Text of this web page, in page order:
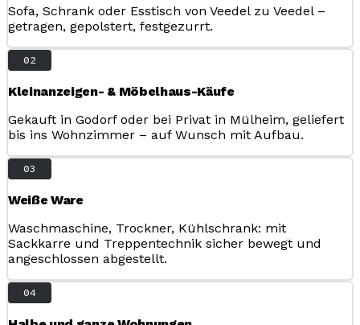
Sofa, Schrank oder Esstisch von Veedel zu Veedel –
getragen, gepolstert, festgezurrt.
02
Kleinanzeigen- & Möbelhaus-Käufe
Gekauft in Godorf oder bei Privat in Mülheim, geliefert
bis ins Wohnzimmer – auf Wunsch mit Aufbau.
03
Weiße Ware
Waschmaschine, Trockner, Kühlschrank: mit
Sackkarre und Treppentechnik sicher bewegt und
angeschlossen abgestellt.
04